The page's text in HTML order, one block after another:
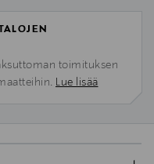
toimituksen
Lue lisää